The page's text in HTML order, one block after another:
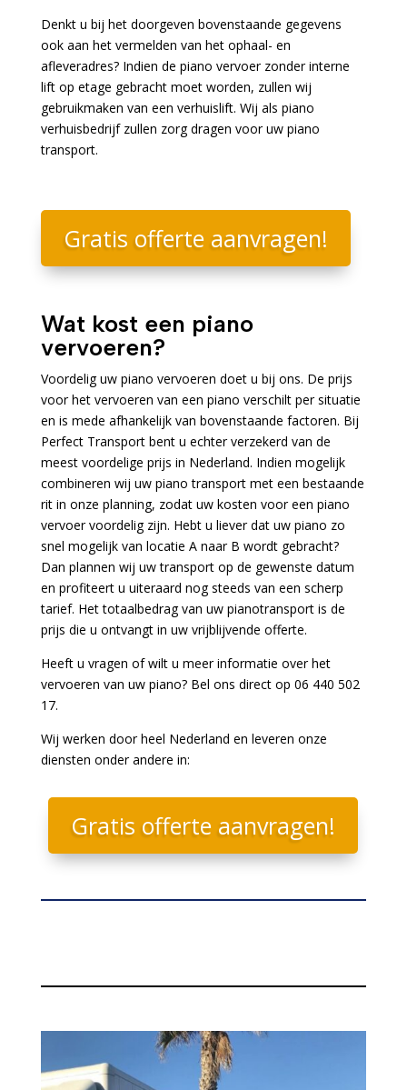
Denkt u bij het doorgeven bovenstaande gegevens
ook aan het vermelden van het ophaal- en
afleveradres? Indien de piano vervoer zonder interne
lift op etage gebracht moet worden, zullen wij
gebruikmaken van een verhuislift. Wij als piano
verhuisbedrijf zullen zorg dragen voor uw piano
transport.
Gratis offerte aanvragen!
Wat kost een piano
vervoeren?
Voordelig uw piano vervoeren doet u bij ons. De prijs
voor het vervoeren van een piano verschilt per situatie
en is mede afhankelijk van bovenstaande factoren. Bij
Perfect Transport bent u echter verzekerd van de
meest voordelige prijs in Nederland. Indien mogelijk
combineren wij uw piano transport met een bestaande
rit in onze planning, zodat uw kosten voor een piano
vervoer voordelig zijn. Hebt u liever dat uw piano zo
snel mogelijk van locatie A naar B wordt gebracht?
Dan plannen wij uw transport op de gewenste datum
en profiteert u uiteraard nog steeds van een scherp
tarief. Het totaalbedrag van uw pianotransport is de
prijs die u ontvangt in uw vrijblijvende offerte.
Heeft u vragen of wilt u meer informatie over het
vervoeren van uw piano? Bel ons direct op 06 440 502
17.
Wij werken door heel Nederland en leveren onze
diensten onder andere in:
Gratis offerte aanvragen!